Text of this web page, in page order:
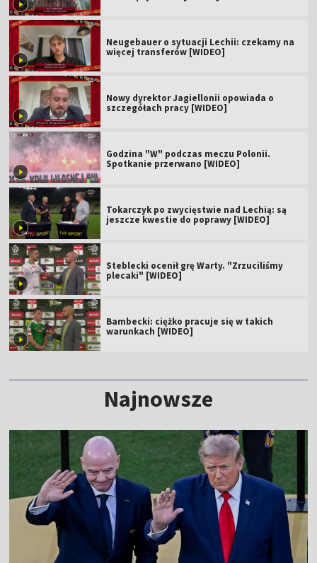
Neugebauer o sytuacji Lechii: czekamy na
więcej transferów [WIDEO]
Nowy dyrektor Jagiellonii opowiada o
szczegółach pracy [WIDEO]
Godzina "W" podczas meczu Polonii.
Spotkanie przerwano [WIDEO]
Tokarczyk po zwycięstwie nad Lechią: są
jeszcze kwestie do poprawy [WIDEO]
Steblecki ocenił grę Warty. "Zrzuciliśmy
plecaki" [WIDEO]
Bambecki: ciężko pracuje się w takich
warunkach [WIDEO]
Najnowsze